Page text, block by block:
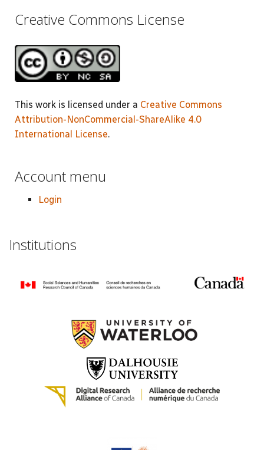
Creative Commons License
This work is licensed under a Creative Commons
Attribution-NonCommercial-ShareAlike 4.0
International License.
Account menu
Login
Institutions